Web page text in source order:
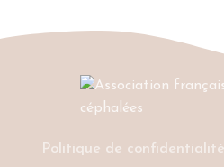
Politique de confidentialité